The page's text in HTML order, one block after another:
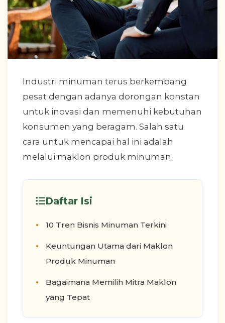
Industri minuman terus berkembang
pesat dengan adanya dorongan konstan
untuk inovasi dan memenuhi kebutuhan
konsumen yang beragam. Salah satu
cara untuk mencapai hal ini adalah
melalui maklon produk minuman.
Daftar Isi
10 Tren Bisnis Minuman Terkini
Keuntungan Utama dari Maklon
Produk Minuman
Bagaimana Memilih Mitra Maklon
yang Tepat